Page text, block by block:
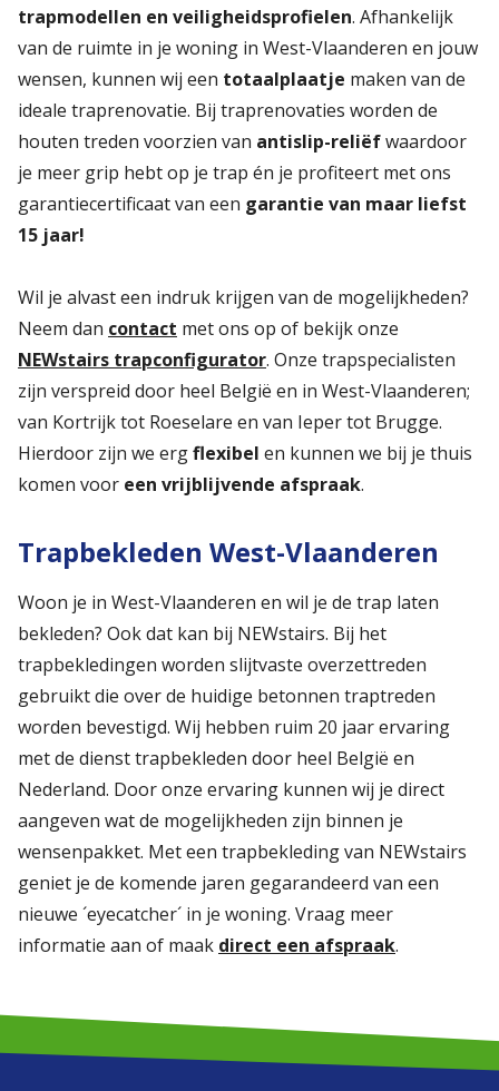
trapmodellen en veiligheidsprofielen. Afhankelijk
van de ruimte in je woning in West-Vlaanderen en jouw
wensen, kunnen wij een totaalplaatje maken van de
ideale traprenovatie. Bij traprenovaties worden de
houten treden voorzien van antislip-reliëfwaardoor
je meer grip hebt op je trap én je profiteert met ons
garantiecertificaat van een garantie van maar liefst
15 jaar!
Wil je alvast een indruk krijgen van de mogelijkheden?
Neem dan contact met ons op of bekijk onze
NEWstairs trapconfigurator. Onze trapspecialisten
zijn verspreid door heel België en in West-Vlaanderen;
van Kortrijk tot Roeselare en van Ieper tot Brugge.
Hierdoor zijn we ergflexibel en kunnen we bij je thuis
komen voor een vrijblijvende afspraak.
Trapbekleden West-Vlaanderen
Woon je in West-Vlaanderen en wil je de trap laten
bekleden? Ook dat kan bij NEWstairs. Bij het
trapbekledingen worden slijtvaste overzettreden
gebruikt die over de huidige betonnen traptreden
worden bevestigd. Wij hebben ruim 20 jaar ervaring
met de dienst trapbekleden door heel België en
Nederland. Door onze ervaring kunnen wij je direct
aangeven wat de mogelijkheden zijn binnen je
wensenpakket. Met een trapbekleding van NEWstairs
geniet je de komende jaren gegarandeerd van een
nieuwe ´eyecatcher´ in je woning. Vraag meer
informatie aan of maak direct een afspraak.